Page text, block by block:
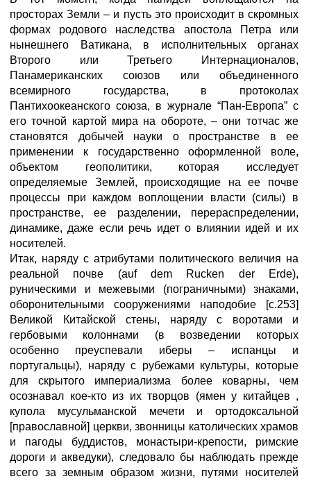
просторах Земли – и пусть это происходит в скромных
формах родового наследства апостола Петра или
нынешнего Ватикана, в исполнительных органах
Второго или Третьего Интернационалов,
Панамериканских союзов или объединенного
всемирного государства, в протоколах
Пантихоокеанского союза, в журнале “Пан-Европа” с
его точной картой мира на обороте, – они тотчас же
становятся добычей науки о пространстве в ее
применении к государственно оформленной воле,
объектом геополитики, которая исследует
определяемые Землей, происходящие на ее почве
процессы при каждом воплощении власти (силы) в
пространстве, ее разделении, перераспределении,
динамике, даже если речь идет о влиянии идей и их
носителей.
Итак, наряду с атрибутами политического величия на
реальной почве (auf dem Rucken der Erde),
руническими и межевыми (пограничными) знаками,
оборонительными сооружениями наподобие [с.253]
Великой Китайской стены, наряду с воротами и
гербовыми колоннами (в возведении которых
особенно преуспевали иберы – испанцы и
португальцы), наряду с рубежами культуры, которые
для скрытого империализма более коварны, чем
осознавал кое-кто из их творцов (ямен у китайцев ,
купола мусульманской мечети и ортодоксальной
[православной] церкви, звонницы католических храмов
и пагоды буддистов, монастыри-крепости, римские
дороги и акведуки), следовало бы наблюдать прежде
всего за земным образом жизни, путями носителей